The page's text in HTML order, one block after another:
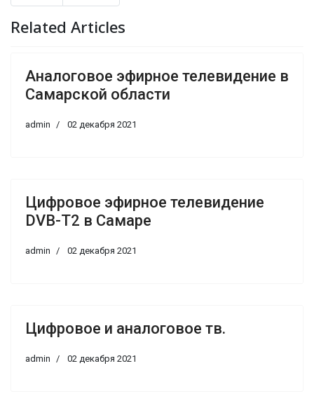
Related Articles
Аналоговое эфирное телевидение в
Самарской области
admin 02 декабря 2021
Цифровое эфирное телевидение
DVB-T2 в Самаре
admin 02 декабря 2021
Цифровое и аналоговое тв.
admin 02 декабря 2021